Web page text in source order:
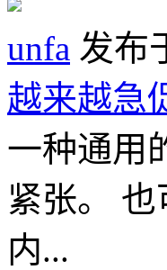
unfa 发布
越来越急
一种通用
紧张。
内...